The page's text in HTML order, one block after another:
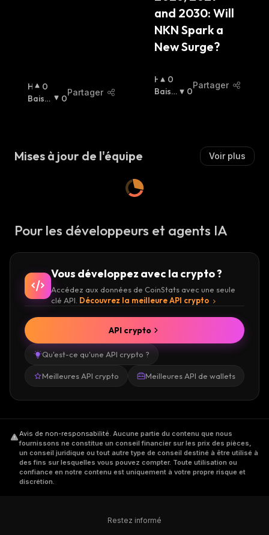
H
A
E
0
Baissi
0
Partager
and 2030: Will
NKN Spark a
New Surge?
H
A
0
Baissi
0
Partager
Mises à jour de l'équipe Voir plus
Pour les développeurs et agents IA
Vous développez avec la crypto ?
Accédez aux données de CoinStats avec une seule
clé API. Découvrez la meilleure API crypto
Qu'est-ce qu'une API crypto ?
Meilleures API crypto Meilleures API de wallets
API crypto
Avis de non-responsabilité. Aucune partie du contenu que nous
fournissons ne constitue un conseil financier sur les prix des pièces,
un conseil juridique ou tout autre type de conseil destiné à être utilisé à
des fins sur lesquelles vous pouvez compter. Toute utilisation ou
confiance en notre contenu est uniquement à votre propre risque et
discrétion.
Restez informé